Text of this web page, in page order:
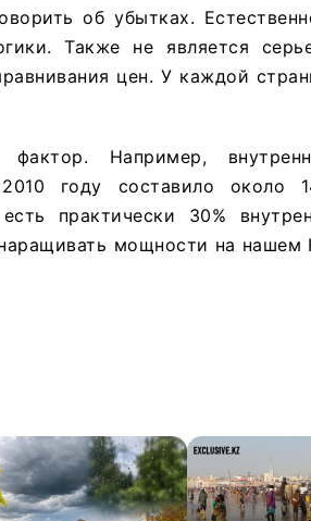
об убытках.
Также не является
цен. У каждой
Например,
году составило около
практически 30%
мощности на нашем